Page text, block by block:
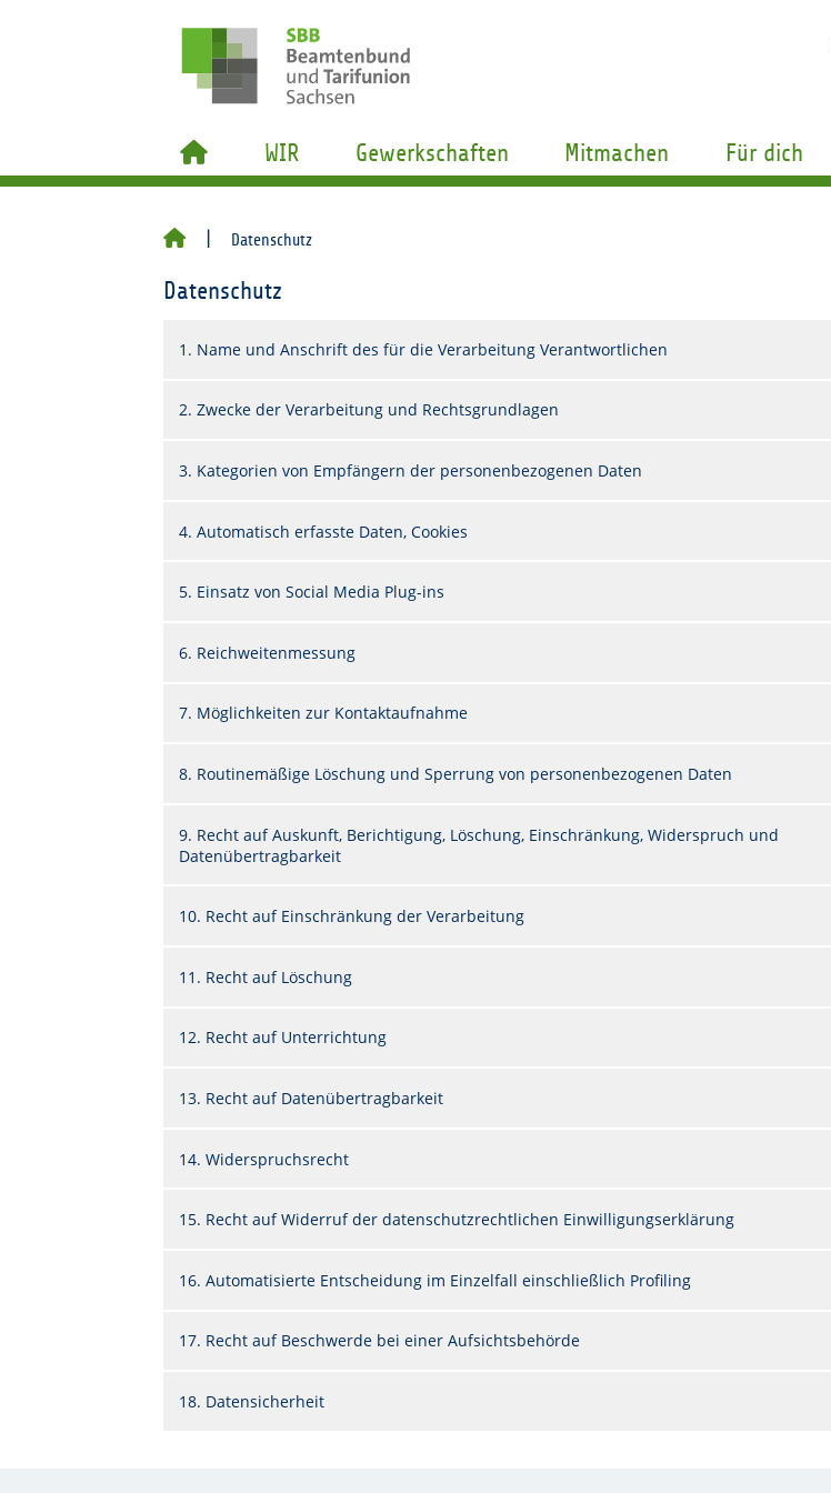
WIR Gewerkschaften Mitmachen Für dich
Datenschutz
Datenschutz
1. Name und Anschrift des für die Verarbeitung Verantwortlichen
2. Zwecke der Verarbeitung und Rechtsgrundlagen
3. Kategorien von Empfängern der personenbezogenen Daten
4. Automatisch erfasste Daten, Cookies
5. Einsatz von Social Media Plug-ins
6. Reichweitenmessung
7. Möglichkeiten zur Kontaktaufnahme
8. Routinemäßige Löschung und Sperrung von personenbezogenen Daten
9. Recht auf Auskunft, Berichtigung, Löschung, Einschränkung, Widerspruch und
Datenübertragbarkeit
10. Recht auf Einschränkung der Verarbeitung
11. Recht auf Löschung
12. Recht auf Unterrichtung
13. Recht auf Datenübertragbarkeit
14. Widerspruchsrecht
15. Recht auf Widerruf der datenschutzrechtlichen Einwilligungserklärung
16. Automatisierte Entscheidung im Einzelfall einschließlich Profiling
17. Recht auf Beschwerde bei einer Aufsichtsbehörde
18. Datensicherheit